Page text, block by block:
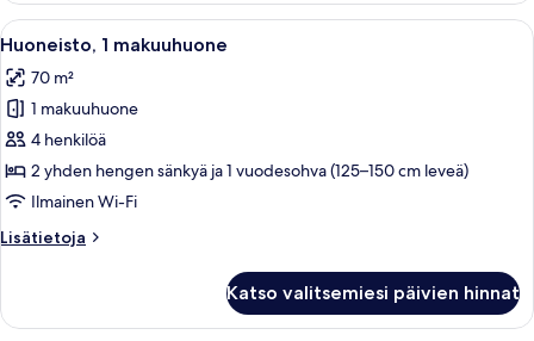
Avaa
kaikki
huonetyypin
Huoneisto,
1
makuuhuone
kuvat
Olohuone, jossa on sohva, nojatuoli
8
Huoneisto, 1 makuuhuone
70 m²
1 makuuhuone
4 henkilöä
2 yhden hengen sänkyä ja 1 vuodesohva (125–150 cm leveä)
Ilmainen Wi-Fi
Lisätietoja
Lisätietoja
makuuhuone
Katso valitsemiesi päivien hinnat